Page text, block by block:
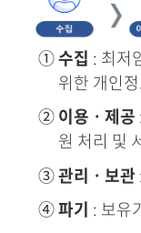
①수집 : 최저
위한 개인
② 이용ㆍ제공
원 처리 및
③관리ㆍ보관
④파기 : 보유